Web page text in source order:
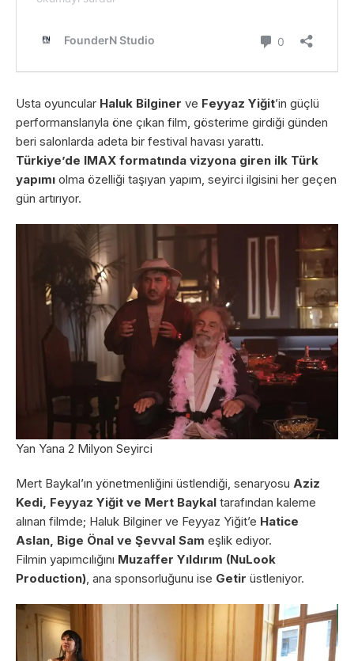
Usta oyuncular Haluk Bilginer ve Feyyaz Yiğit’in güçlü
performanslarıyla öne çıkan film, gösterime girdiği günden
beri salonlarda adeta bir festival havası yarattı.
Türkiye’de IMAX formatında vizyona giren ilk Türk
yapımı olma özelliği taşıyan yapım, seyirci ilgisini her geçen
gün artırıyor.
Yan Yana 2 Milyon Seyirci
Mert Baykal’ın yönetmenliğini üstlendiği, senaryosu Aziz
Kedi, Feyyaz Yiğit ve Mert Baykal tarafından kaleme
alınan filmde; Haluk Bilginer ve Feyyaz Yiğit’e Hatice
Aslan, Bige Önal ve Şevval Sam eşlik ediyor.
Filmin yapımcılığını Muzaffer Yıldırım (NuLook
Production), ana sponsorluğunu ise Getir üstleniyor.